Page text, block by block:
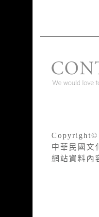
Copyright©
中華民國文
網站資料內